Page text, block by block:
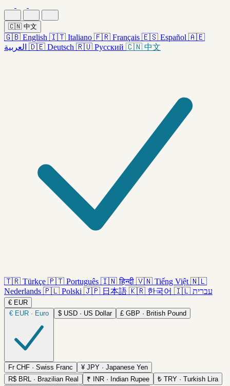
🇨🇳 中文
🇬🇧 English 🇮🇹 Italiano 🇫🇷 Français 🇪🇸 Español 🇦🇪
العربية 🇩🇪 Deutsch 🇷🇺 Русский 🇨🇳 中文
🇹🇷 Türkçe 🇵🇹 Português 🇮🇳 हिन्दी 🇻🇳 Tiếng Việt 🇳🇱
Nederlands 🇵🇱 Polski 🇯🇵 日本語 🇰🇷 한국어 🇮🇱 עברית
€ EUR
€ EUR · Euro $ USD · US Dollar £ GBP · British Pound
Fr CHF · Swiss Franc ¥ JPY · Japanese Yen
R$ BRL · Brazilian Real ₹ INR · Indian Rupee ₺ TRY · Turkish Lira